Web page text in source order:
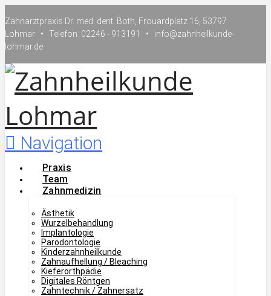
Zahnarztpraxis Dr. med. dent. Both, Frouardplatz 16, 53797
Lohmar • Telefon: 02246 - 913191 • info@zahnheilkunde-
lohmar.de
Navigation
Praxis
Team
Zahnmedizin
Ästhetik
Wurzelbehandlung
Implantologie
Parodontologie
Kinderzahnheilkunde
Zahnaufhellung / Bleaching
Kieferorthpädie
Digitales Röntgen
Zahntechnik / Zahnersatz